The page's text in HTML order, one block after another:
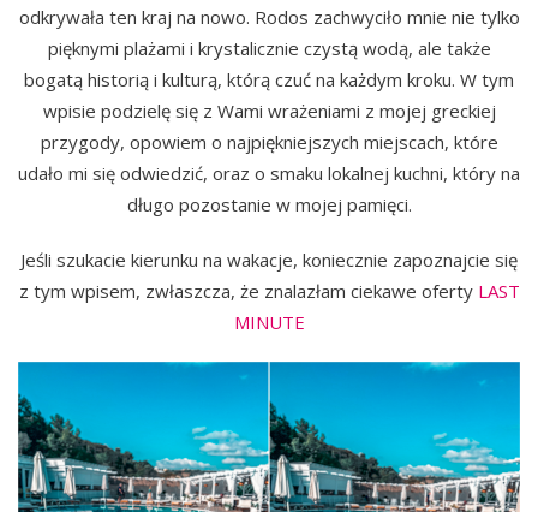
odkrywała ten kraj na nowo. Rodos zachwyciło mnie nie tylko
pięknymi plażami i krystalicznie czystą wodą, ale także
bogatą historią i kulturą, którą czuć na każdym kroku. W tym
wpisie podzielę się z Wami wrażeniami z mojej greckiej
przygody, opowiem o najpiękniejszych miejscach, które
udało mi się odwiedzić, oraz o smaku lokalnej kuchni, który na
długo pozostanie w mojej pamięci.
Jeśli szukacie kierunku na wakacje, koniecznie zapoznajcie się
z tym wpisem, zwłaszcza, że znalazłam ciekawe oferty LAST
MINUTE